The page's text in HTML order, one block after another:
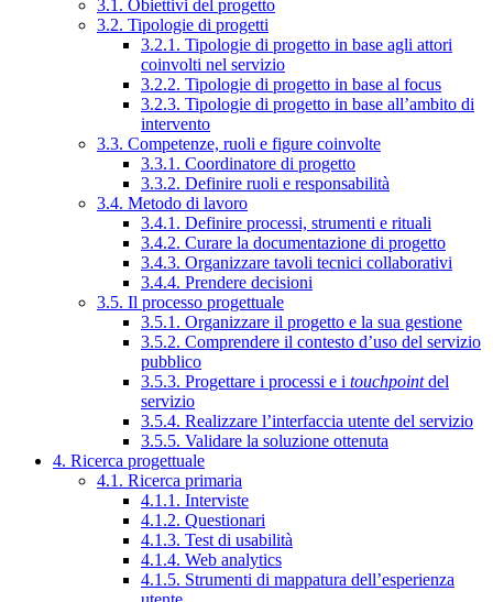
3.1. Obiettivi del progetto
3.2. Tipologie di progetti
3.2.1. Tipologie di progetto in base agli attori
coinvolti nel servizio
3.2.2. Tipologie di progetto in base al focus
3.2.3. Tipologie di progetto in base all’ambito di
intervento
3.3. Competenze, ruoli e figure coinvolte
3.3.1. Coordinatore di progetto
3.3.2. Definire ruoli e responsabilità
3.4. Metodo di lavoro
3.4.1. Definire processi, strumenti e rituali
3.4.2. Curare la documentazione di progetto
3.4.3. Organizzare tavoli tecnici collaborativi
3.4.4. Prendere decisioni
3.5. Il processo progettuale
3.5.1. Organizzare il progetto e la sua gestione
3.5.2. Comprendere il contesto d’uso del servizio
pubblico
3.5.3. Progettare i processi e i touchpointdel
servizio
3.5.4. Realizzare l’interfaccia utente del servizio
3.5.5. Validare la soluzione ottenuta
4. Ricerca progettuale
4.1. Ricerca primaria
4.1.1. Interviste
4.1.2. Questionari
4.1.3. Test di usabilità
4.1.4. Web analytics
4.1.5. Strumenti di mappatura dell’esperienza